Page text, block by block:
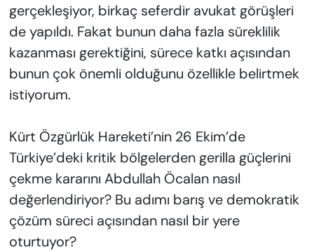
gerçekleşiyor, birkaç seferdir avukat görüşleri
de yapıldı. Fakat bunun daha fazla süreklilik
kazanması gerektiğini, sürece katkı açısından
bunun çok önemli olduğunu özellikle belirtmek
istiyorum.
Kürt Özgürlük Hareketi’nin 26 Ekim’de
Türkiye’deki kritik bölgelerden gerilla güçlerini
çekme kararını Abdullah Öcalan nasıl
değerlendiriyor? Bu adımı barış ve demokratik
çözüm süreci açısından nasıl bir yere
oturtuyor?